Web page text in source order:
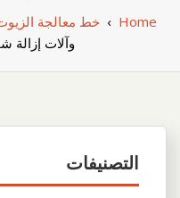
Home
› خط معالجة الزيوت
وآلات إزالة
التصنيفات